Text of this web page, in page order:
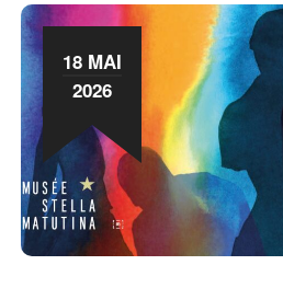
18 MAI
2026